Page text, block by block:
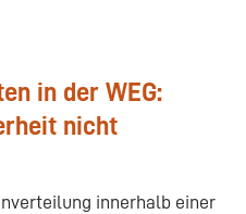
in der WEG:
nicht
innerhalb einer